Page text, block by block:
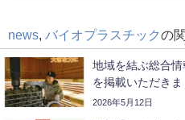
news バイオプラスチックの
地域を結ぶ総合
を掲載いただきま
2026年5月12日